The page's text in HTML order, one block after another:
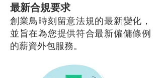
最新合規要求
創業鳥時刻留意法規的最新變化，
並旨在為您提供符合最新僱傭條例
的薪資外包服務。